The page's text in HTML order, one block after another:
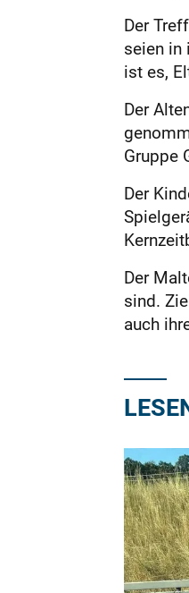
Der
seien in
ist es,
Der
Gruppe
Der
Der
sind.
auch